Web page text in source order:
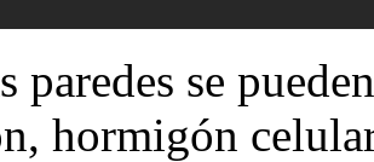
paredes se
hormigón